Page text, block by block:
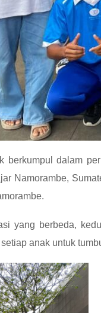
berkumpul dalam
Namorambe,
yang berbeda,
anak untuk